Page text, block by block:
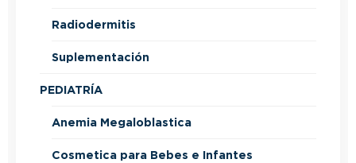
Radiodermitis
Suplementación
PEDIATRÍA
Anemia Megaloblastica
Cosmetica para Bebes e Infantes